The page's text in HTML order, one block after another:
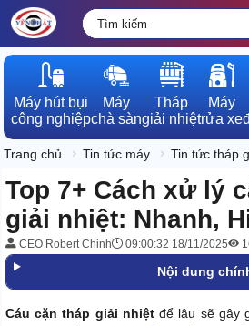
Máy hút bụi
công nghiệp
Máy
chà sàn
Tháp
giải nhiệt
Máy
rửa xe
Trang chủ Tin tức máy Tin tức tháp
Top 7+ Cách xử lý
giải nhiệt: Nhanh,
CEO Robert Chinh 09:00:32 18/11/2025
Nội dung
Cáu cặn tháp giải nhiệtđể lâu sẽ gây